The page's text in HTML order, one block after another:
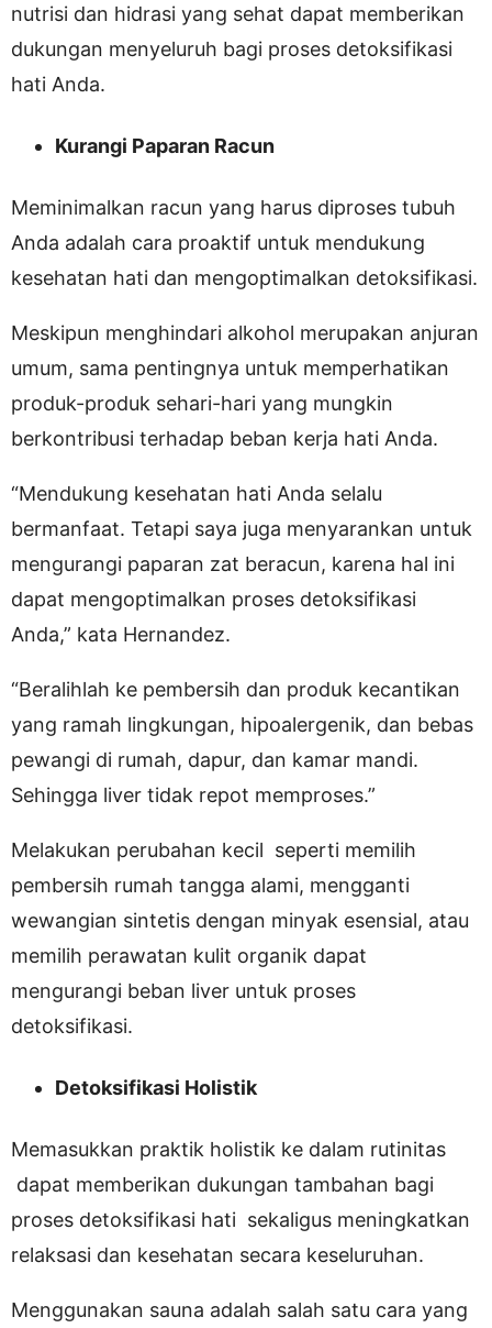
nutrisi dan hidrasi yang sehat dapat memberikan
dukungan menyeluruh bagi proses detoksifikasi
hati Anda.
Kurangi Paparan Racun
Meminimalkan racun yang harus diproses tubuh
Anda adalah cara proaktif untuk mendukung
kesehatan hati dan mengoptimalkan detoksifikasi.
Meskipun menghindari alkohol merupakan anjuran
umum, sama pentingnya untuk memperhatikan
produk-produk sehari-hari yang mungkin
berkontribusi terhadap beban kerja hati Anda.
“Mendukung kesehatan hati Anda selalu
bermanfaat. Tetapi saya juga menyarankan untuk
mengurangi paparan zat beracun, karena hal ini
dapat mengoptimalkan proses detoksifikasi
Anda,” kata Hernandez.
“Beralihlah ke pembersih dan produk kecantikan
yang ramah lingkungan, hipoalergenik, dan bebas
pewangi di rumah, dapur, dan kamar mandi.
Sehingga liver tidak repot memproses.”
Melakukan perubahan kecil seperti memilih
pembersih rumah tangga alami, mengganti
wewangian sintetis dengan minyak esensial, atau
memilih perawatan kulit organik dapat
mengurangi beban liver untuk proses
detoksifikasi.
Detoksifikasi Holistik
Memasukkan praktik holistik ke dalam rutinitas
dapat memberikan dukungan tambahan bagi
proses detoksifikasi hati sekaligus meningkatkan
relaksasi dan kesehatan secara keseluruhan.
Menggunakan sauna adalah salah satu cara yang